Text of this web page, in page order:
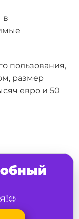
в
пользования,
размер
евро и 50
😉